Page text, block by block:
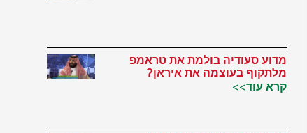
מדוע סעודיה בולמת את טראמפ
מלתקוף בעוצמה את איראן?
קרא עוד>>